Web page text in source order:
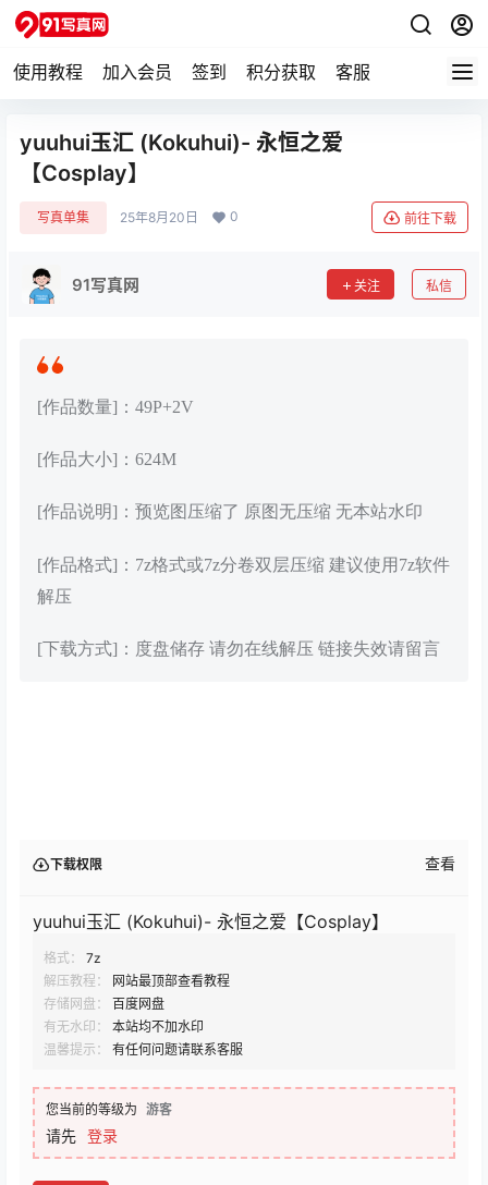
使用教程 加入会员 签到 积分获取 客服
yuuhui玉汇 (Kokuhui)- 永恒之爱
【Cosplay】
写真单集 25年8月20日 0 前往下载
91写真网 关注 私信
[作品数量]：49P+2V
[作品大小]：624M
[作品说明]：预览图压缩了 原图无压缩 无本站水印
[作品格式]：7z格式或7z分卷双层压缩 建议使用7z软件
解压
[下载方式]：度盘储存 请勿在线解压 链接失效请留言
下载权限 查看
yuuhui玉汇 (Kokuhui)- 永恒之爱【Cosplay】
格式：
7z
解压教程：
网站最顶部查看教程
存储网盘：
百度网盘
有无水印：
本站均不加水印
温馨提示：
有任何问题请联系客服
您当前的等级为 游客
请先 登录